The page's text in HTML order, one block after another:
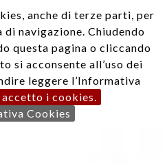
anche di terze parti, per
di navigazione. Chiudendo
questa pagina o cliccando
si acconsente all’uso dei
leggere l’Informativa
accetto i cookies.
Cookies